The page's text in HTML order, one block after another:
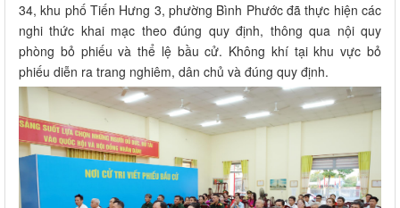
34, khu phố Tiến Hưng 3, phường Bình Phước đã thực hiện các
nghi thức khai mạc theo đúng quy định, thông qua nội quy
phòng bỏ phiếu và thể lệ bầu cử. Không khí tại khu vực bỏ
phiếu diễn ra trang nghiêm, dân chủ và đúng quy định.